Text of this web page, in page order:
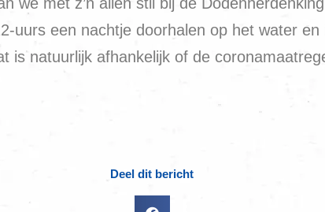
uurs een nachtje doorhalen op het water
is natuurlijk afhankelijk of de
Deel dit bericht